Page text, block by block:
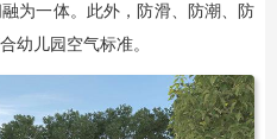
为一体。此外，防滑、防潮、防
幼儿园空气标准。